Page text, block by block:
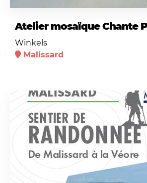
Atelier mosaïque Chante
Winkels
Malissard